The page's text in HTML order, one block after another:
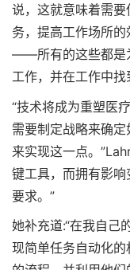
说，这就意味着需
务，提高工作场所
——所有的这些都是
工作，并在工作中找
“技术将成为重塑医
需要制定战略来确
来实现这一点。
键工具，而拥有影
要求。”
她补充道:“在我自己
现简单任务自动化